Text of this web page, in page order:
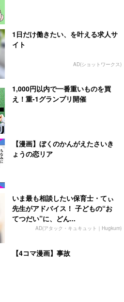
1日だけ働きたい、を叶える求人サ
イト
AD(ショットワークス)
1,000円以内で一番重いものを買
え！重-1グランプリ開催
【漫画】ぼくのかんがえたさいき
ょうの恋リア
いま最も相談したい保育士・てぃ
先生がアドバイス！ 子どもの“お
てつだい”に、どん...
AD(アタック・キュキュット｜Hugkum)
【4コマ漫画】事故